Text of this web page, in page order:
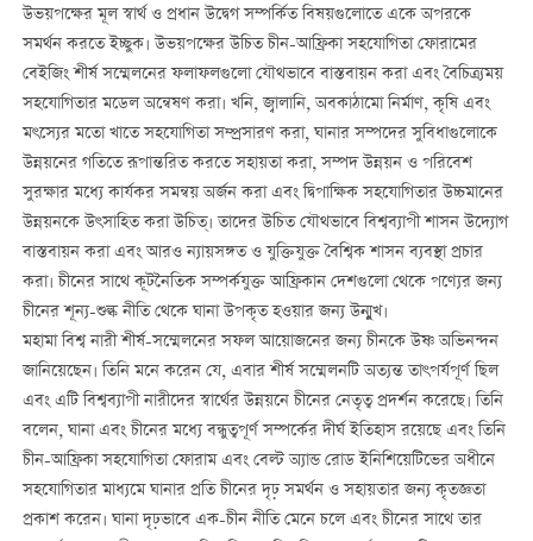
উভয়পক্ষের মূল স্বার্থ ও প্রধান উদ্বেগ সম্পর্কিত বিষয়গুলোতে একে অপরকে
সমর্থন করতে ইচ্ছুক। উভয়পক্ষের উচিত চীন-আফ্রিকা সহযোগিতা ফোরামের
বেইজিং শীর্ষ সম্মেলনের ফলাফলগুলো যৌথভাবে বাস্তবায়ন করা এবং বৈচিত্র্যময়
সহযোগিতার মডেল অন্বেষণ করা। খনি, জ্বালানি, অবকাঠামো নির্মাণ, কৃষি এবং
মৎস্যের মতো খাতে সহযোগিতা সম্প্রসারণ করা, ঘানার সম্পদের সুবিধাগুলোকে
উন্নয়নের গতিতে রূপান্তরিত করতে সহায়তা করা, সম্পদ উন্নয়ন ও পরিবেশ
সুরক্ষার মধ্যে কার্যকর সমন্বয় অর্জন করা এবং দ্বিপাক্ষিক সহযোগিতার উচ্চমানের
উন্নয়নকে উৎসাহিত করা উচিত্। তাদের উচিত যৌথভাবে বিশ্বব্যাপী শাসন উদ্যোগ
বাস্তবায়ন করা এবং আরও ন্যায়সঙ্গত ও যুক্তিযুক্ত বৈশ্বিক শাসন ব্যবস্থা প্রচার
করা। চীনের সাথে কূটনৈতিক সম্পর্কযুক্ত আফ্রিকান দেশগুলো থেকে পণ্যের জন্য
চীনের শূন্য-শুল্ক নীতি থেকে ঘানা উপকৃত হওয়ার জন্য উন্মুখ।
মহামা বিশ্ব নারী শীর্ষ-সম্মেলনের সফল আয়োজনের জন্য চীনকে উষ্ণ অভিনন্দন
জানিয়েছেন। তিনি মনে করেন যে, এবার শীর্ষ সম্মেলনটি অত্যন্ত তাৎপর্যপূর্ণ ছিল
এবং এটি বিশ্বব্যাপী নারীদের স্বার্থের উন্নয়নে চীনের নেতৃত্ব প্রদর্শন করেছে। তিনি
বলেন, ঘানা এবং চীনের মধ্যে বন্ধুত্বপূর্ণ সম্পর্কের দীর্ঘ ইতিহাস রয়েছে এবং তিনি
চীন-আফ্রিকা সহযোগিতা ফোরাম এবং বেল্ট অ্যান্ড রোড ইনিশিয়েটিভের অধীনে
সহযোগিতার মাধ্যমে ঘানার প্রতি চীনের দৃঢ় সমর্থন ও সহায়তার জন্য কৃতজ্ঞতা
প্রকাশ করেন। ঘানা দৃঢ়ভাবে এক-চীন নীতি মেনে চলে এবং চীনের সাথে তার